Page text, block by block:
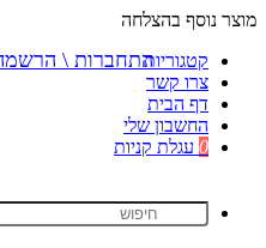
מוצר נוסף בהצלחה
קטגוריות
צרו קשר
דף הבית
החשבון שלי
0 עגלת קניות
התחברות \